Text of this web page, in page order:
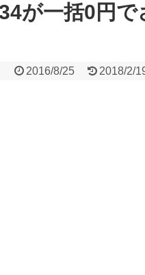
が一括0円で
2016/8/25 2018/2/